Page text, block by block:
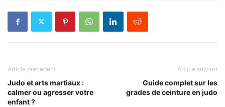
Article précédent
Judo et arts martiaux :
calmer ou agresser votre
enfant ?
Article suivant
Guide complet sur les
grades de ceinture en judo